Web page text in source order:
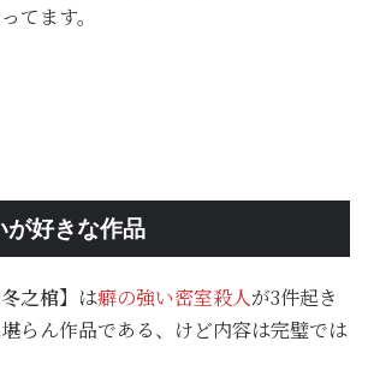
てます。
が好きな作品
冬之棺】 は癖の強い密室殺人が3件起き
らん作品である、けど内容は完璧では